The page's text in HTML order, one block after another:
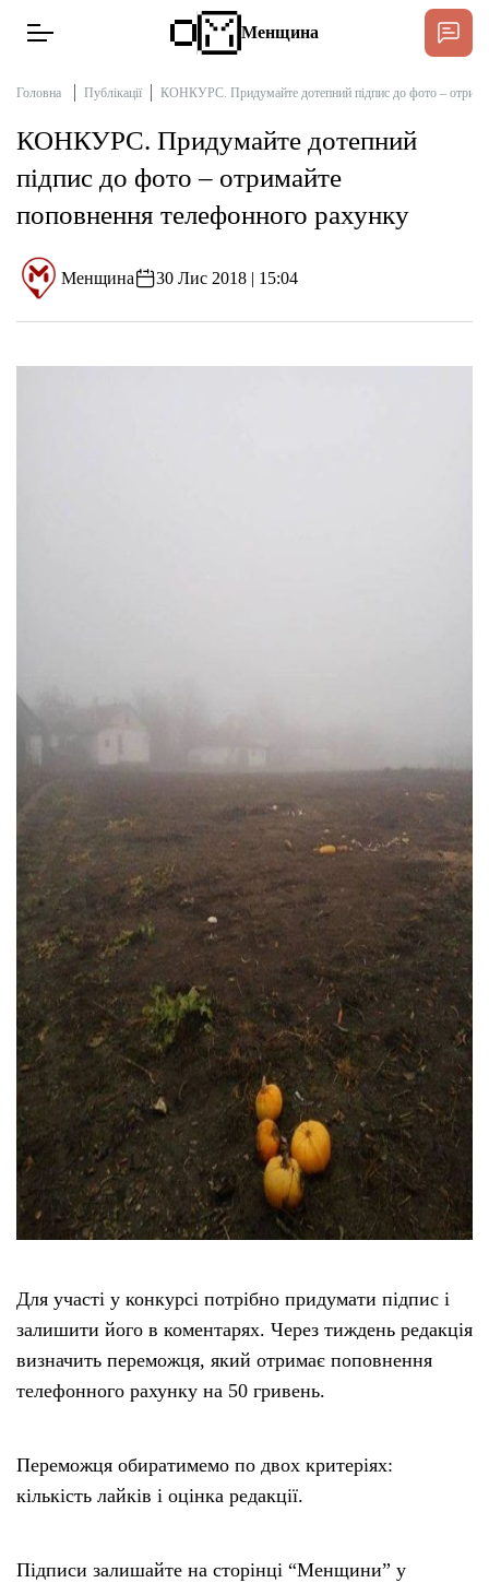
Новини
Тексти
Підтримати «місцевих»
Редакційна політика
Етичний кодекс
Менщина
Головна Публікації КОНКУРС. Придумайте дотепний підпис до фото –
КОНКУРС. Придумайте дотепний
підпис до фото – отримайте
поповнення телефонного рахунку
Менщина 30 Лис 2018 | 15:04
Для участі у конкурсі потрібно придумати підпис і
залишити його в коментарях. Через тиждень редакція
визначить переможця, який отримає поповнення
телефонного рахунку на 50 гривень.
Переможця обиратимемо по двох критеріях:
кількість лайків і оцінка редакції.
Підписи залишайте на сторінці “Менщини” у